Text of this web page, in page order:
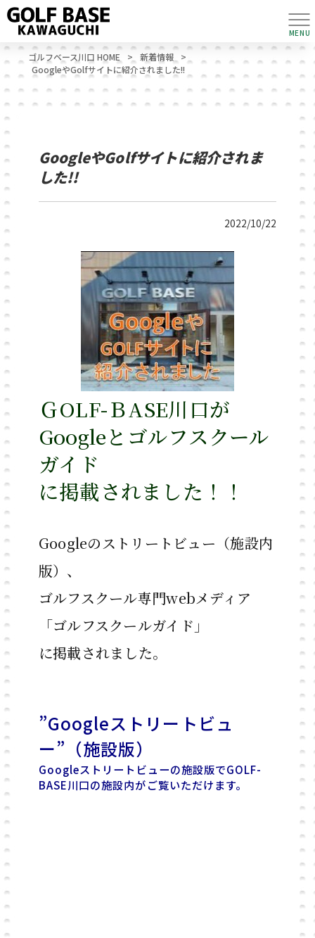
MENU
ゴルフベース川口 HOME > 新着情報
>
GoogleやGolfサイトに紹介されました!!
GoogleやGolfサイトに紹介されま
した!!
2022/10/22
ＧOLF-ＢASE川口が
Googleと ゴルフスクール
ガイド
に掲載されました！！
Googleのストリートビュー（施設内
版）、
ゴルフスクール専門webメディア
「ゴルフスクールガイド」
に掲載されました。
”Googleストリートビュ
ー”（施設版）
Googleストリートビューの施設版でGOLF-
BASE川口の施設内がご覧いただけます。